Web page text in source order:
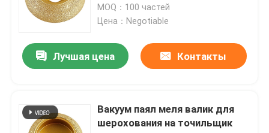
Инструмент угловой машины
Буровой наконечник сплава
75mm
MOQ：100 частей
Цена：Negotiable
Лучшая цена Контакты
Вакуум паял меля валик для
шерохования на точильщик